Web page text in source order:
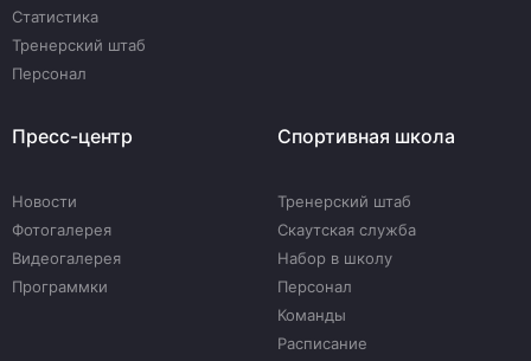
Статистика
Тренерский штаб
Персонал
Пресс-центр
Новости
Фотогалерея
Видеогалерея
Программки
Спортивная школа
Тренерский штаб
Скаутская служба
Набор в школу
Персонал
Команды
Расписание